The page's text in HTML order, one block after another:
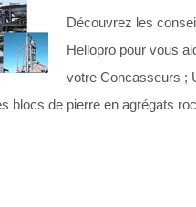
Découvrez les
Hellopro pour vous
votre Concasseurs ;
blocs de pierre en agrégats